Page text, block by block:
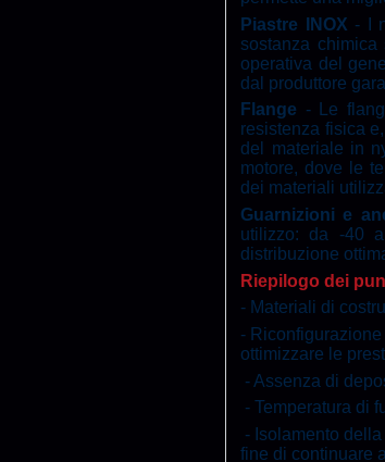
Piastre INOX - I
sostanza
operativa del
dal produttore
Flange - Le
resistenza fisica
del materiale in
motore, dove le
dei materiali
Guarnizioni e
utilizzo: da -40
distribuzione
Riepilogo dei
- Materiali di
-
ottimizzare le
- Assenza di
- Temperatura di
- Isolamento
fine di continuare